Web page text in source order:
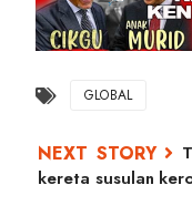
GLOBAL
kereta susulan